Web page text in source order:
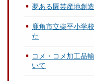
夢ある園芸産地創
鹿角市立柴平小学
た
コメ・コメ加工品
いて